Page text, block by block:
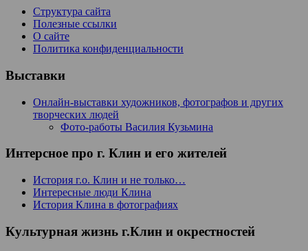
Структура сайта
Полезные ссылки
О сайте
Политика конфиденциальности
Выставки
Онлайн-выставки художников, фотографов и других
творческих людей
Фото-работы Василия Кузьмина
Интерсное про г. Клин и его жителей
История г.о. Клин и не только…
Интересные люди Клина
История Клина в фотографиях
Культурная жизнь г.Клин и окрестностей